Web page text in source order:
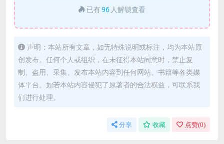
已有96 人解锁查看
声明：本站所有文章，如无特殊说明或标注，均为本站原
创发布。任何个人或组织，在未征得本站同意时，禁止复
制、盗用、采集、发布本站内容到任何网站、书籍等各类媒
体平台。如若本站内容侵犯了原著者的合法权益，可联系我
们进行处理。
分享 收藏 点赞(0)